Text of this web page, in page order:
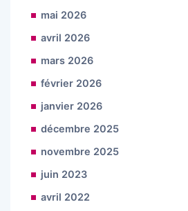
mai 2026
avril 2026
mars 2026
février 2026
janvier 2026
décembre 2025
novembre 2025
juin 2023
avril 2022